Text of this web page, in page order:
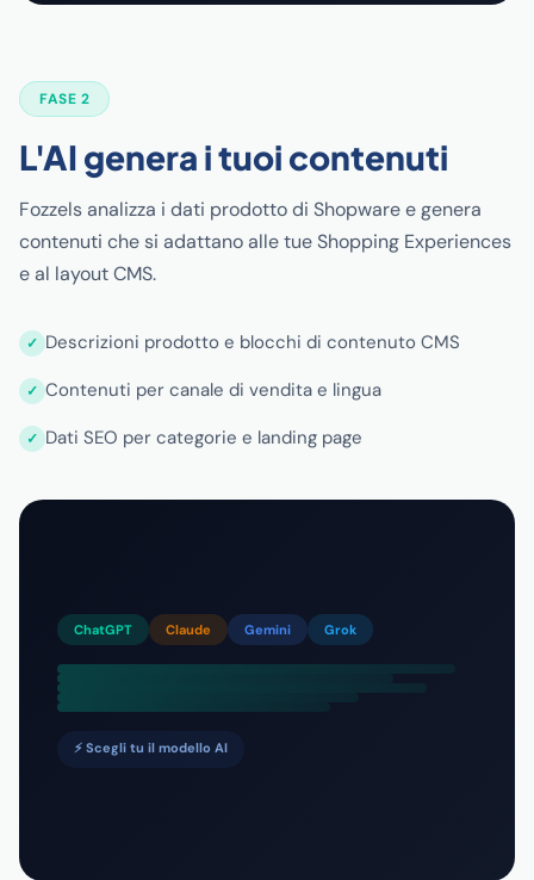
FASE 2
L'AI genera i tuoi contenuti
Fozzels analizza i dati prodotto di Shopware e genera
contenuti che si adattano alle tue Shopping Experiences
e al layout CMS.
Descrizioni prodotto e blocchi di contenuto CMS
Contenuti per canale di vendita e lingua
Dati SEO per categorie e landing page
ChatGPT Claude Gemini Grok
⚡ Scegli tu il modello AI